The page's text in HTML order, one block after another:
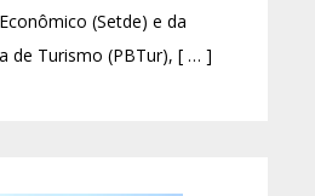
(Setde) e da
de Turismo (PBTur), [ … ]